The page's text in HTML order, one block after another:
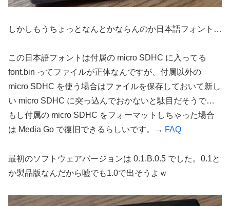
しかしもうちょっとなんとかならんのか日本語フォント…
この日本語フォントは付属の micro SDHC に入ってる
font.bin ってファイルが正体なんですが、付属以外の
micro SDHC を使う場合はファイルを保存しておいて新し
い micro SDHC に突っ込んでおかないと駄目だそうで…
もし付属の micro SDHC をフォーマットしちゃった場合
は Media Go で復旧できるらしいです。→ FAQ
最初のソフトウェアバージョンは 0.1.B.0.5 でした。0.1と
か製品版なんだから嘘でも1.0で出そうよｗ